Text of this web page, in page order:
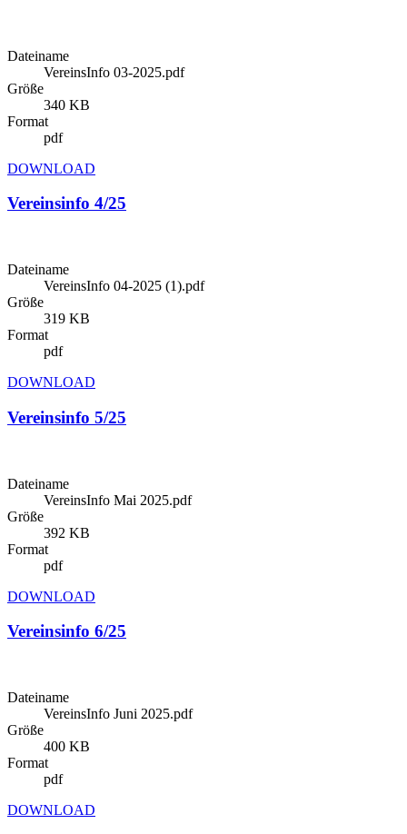
Dateiname
VereinsInfo 03-2025.pdf
Größe
340 KB
Format
pdf
DOWNLOAD
Vereinsinfo 4/25
Dateiname
VereinsInfo 04-2025 (1).pdf
Größe
319 KB
Format
pdf
DOWNLOAD
Vereinsinfo 5/25
Dateiname
VereinsInfo Mai 2025.pdf
Größe
392 KB
Format
pdf
DOWNLOAD
Vereinsinfo 6/25
Dateiname
VereinsInfo Juni 2025.pdf
Größe
400 KB
Format
pdf
DOWNLOAD